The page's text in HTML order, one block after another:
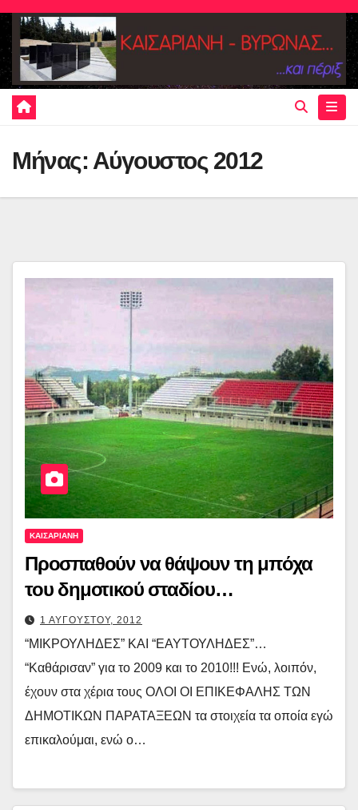
Skip
content
Μήνας: Αύγουστος 2012
ΚΑΙΣΑΡΙΑΝΗ
Προσπαθούν να θάψουν τη μπόχα
του δημοτικού σταδίου…
1 ΑΥΓΟΥΣΤΟΥ, 2012
“ΜΙΚΡΟΥΛΗΔΕΣ” ΚΑΙ “ΕΑΥΤΟΥΛΗΔΕΣ”…
“Καθάρισαν” για το 2009 και το 2010!!! Ενώ, λοιπόν,
έχουν στα χέρια τους ΟΛΟΙ ΟΙ ΕΠΙΚΕΦΑΛΗΣ ΤΩΝ
ΔΗΜΟΤΙΚΩΝ ΠΑΡΑΤΑΞΕΩΝ τα στοιχεία τα οποία εγώ
επικαλούμαι, ενώ ο…